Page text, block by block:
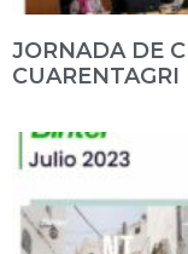
JORNADA DE